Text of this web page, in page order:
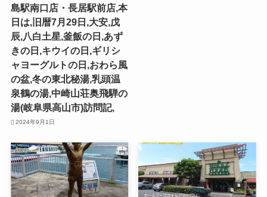
島駅南口店・長居駅前店,本
日は,旧暦7月29日,大安,戊
辰,八白土星,釜飯の日,あず
きの日,キウイの日,ギリシ
ャヨーグルトの日,おわら風
の盆,冬の東北秘湯,乳頭温
泉鶴の湯,中崎山荘奥飛騨の
湯(岐阜県高山市)訪問記,
2024年9月1日